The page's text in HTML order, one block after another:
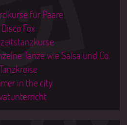
für Paare
Disco Fox
Tänze wie Salsa und Co.
in the city